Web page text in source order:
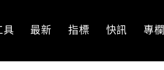
具 最新 指標 快訊 專欄